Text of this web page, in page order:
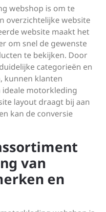
webshop is om te
overzichtelijke website
website maakt het
om snel de gewenste
te bekijken. Door
categorieën en
kunnen klanten
ideale motorkleding
layout draagt bij aan
kan de conversie
van
en